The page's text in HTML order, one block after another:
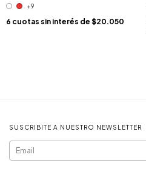
+9
6 cuotas sin interés de $20.050
SUSCRIBITE A NUESTRO NEWSLETTER